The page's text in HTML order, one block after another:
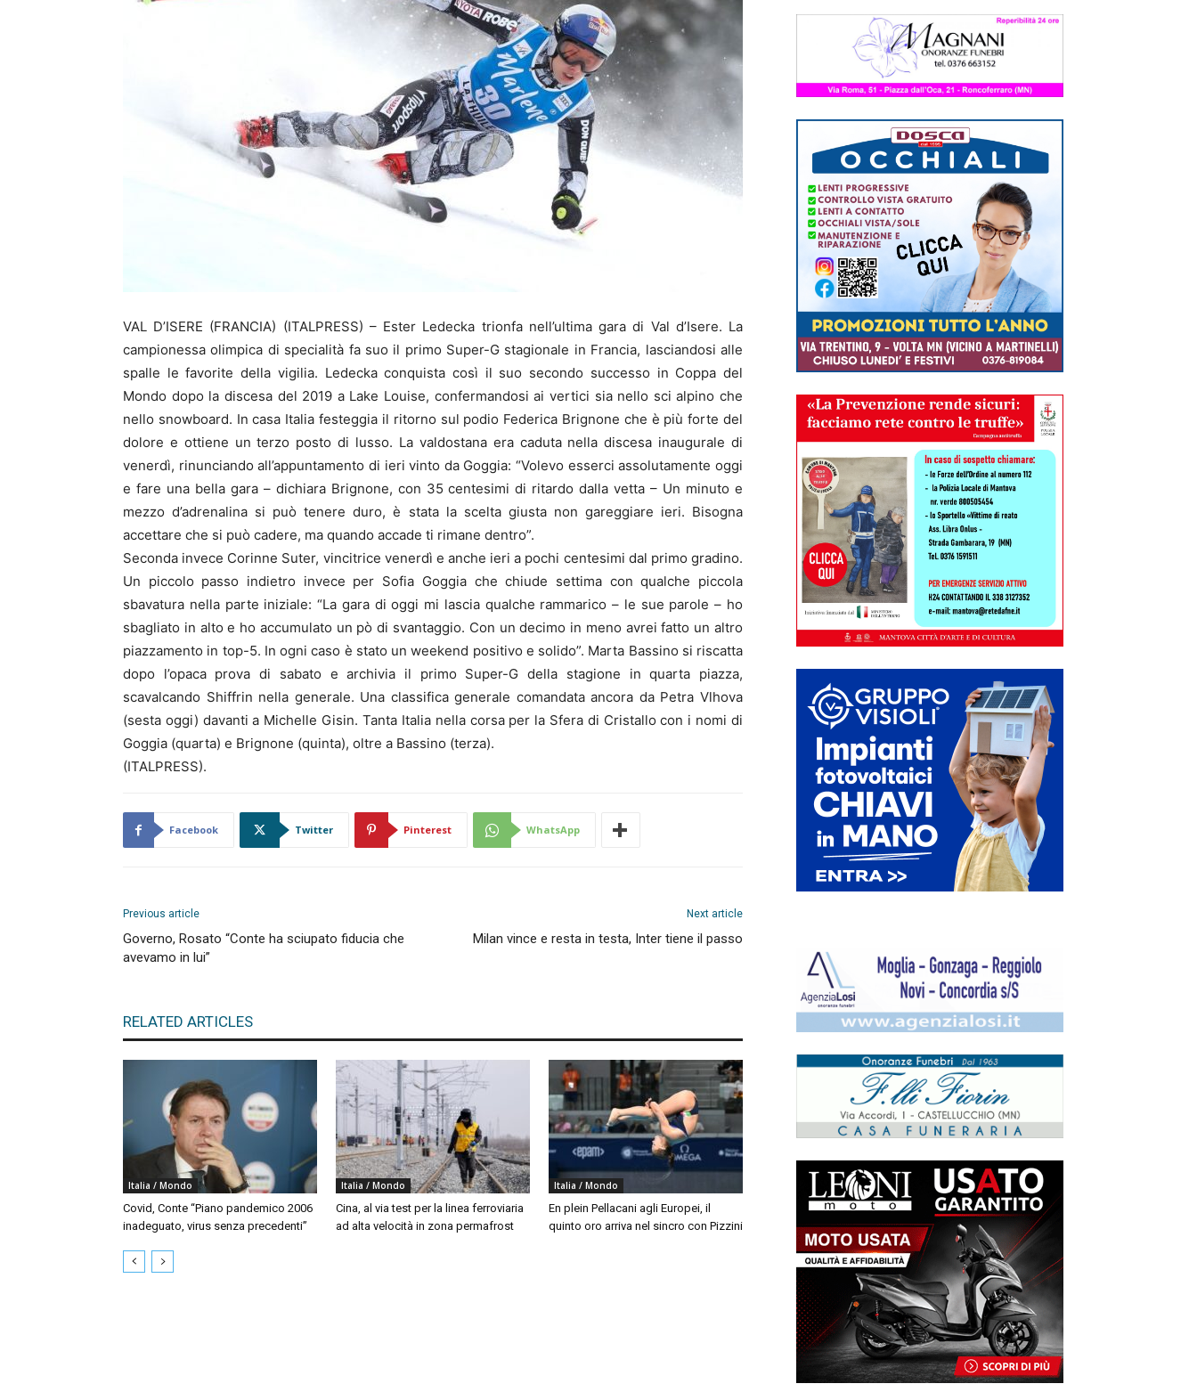
VAL D’ISERE (FRANCIA) (ITALPRESS) – Ester Ledecka trionfa nell’ultima gara di Val d’Isere. La
campionessa olimpica di specialità fa suo il primo Super-G stagionale in Francia, lasciandosi alle
spalle le favorite della vigilia. Ledecka conquista così il suo secondo successo in Coppa del
Mondo dopo la discesa del 2019 a Lake Louise, confermandosi ai vertici sia nello sci alpino che
nello snowboard. In casa Italia festeggia il ritorno sul podio Federica Brignone che è più forte del
dolore e ottiene un terzo posto di lusso. La valdostana era caduta nella discesa inaugurale di
venerdì, rinunciando all’appuntamento di ieri vinto da Goggia: “Volevo esserci assolutamente oggi
e fare una bella gara – dichiara Brignone, con 35 centesimi di ritardo dalla vetta – Un minuto e
mezzo d’adrenalina si può tenere duro, è stata la scelta giusta non gareggiare ieri. Bisogna
accettare che si può cadere, ma quando accade ti rimane dentro”.
Seconda invece Corinne Suter, vincitrice venerdì e anche ieri a pochi centesimi dal primo gradino.
Un piccolo passo indietro invece per Sofia Goggia che chiude settima con qualche piccola
sbavatura nella parte iniziale: “La gara di oggi mi lascia qualche rammarico – le sue parole – ho
sbagliato in alto e ho accumulato un pò di svantaggio. Con un decimo in meno avrei fatto un altro
piazzamento in top-5. In ogni caso è stato un weekend positivo e solido”. Marta Bassino si riscatta
dopo l’opaca prova di sabato e archivia il primo Super-G della stagione in quarta piazza,
scavalcando Shiffrin nella generale. Una classifica generale comandata ancora da Petra Vlhova
(sesta oggi) davanti a Michelle Gisin. Tanta Italia nella corsa per la Sfera di Cristallo con i nomi di
Goggia (quarta) e Brignone (quinta), oltre a Bassino (terza).
(ITALPRESS).
Facebook Twitter Pinterest WhatsApp
Previous article
Governo, Rosato “Conte ha sciupato fiducia che
avevamo in lui”
Next article
Milan vince e resta in testa, Inter tiene il passo
RELATED ARTICLES
Italia / Mondo
Covid, Conte “Piano pandemico 2006
inadeguato, virus senza precedenti”
Italia / Mondo
Cina, al via test per la linea ferroviaria
ad alta velocità in zona permafrost
Italia / Mondo
En plein Pellacani agli Europei, il
quinto oro arriva nel sincro con Pizzini